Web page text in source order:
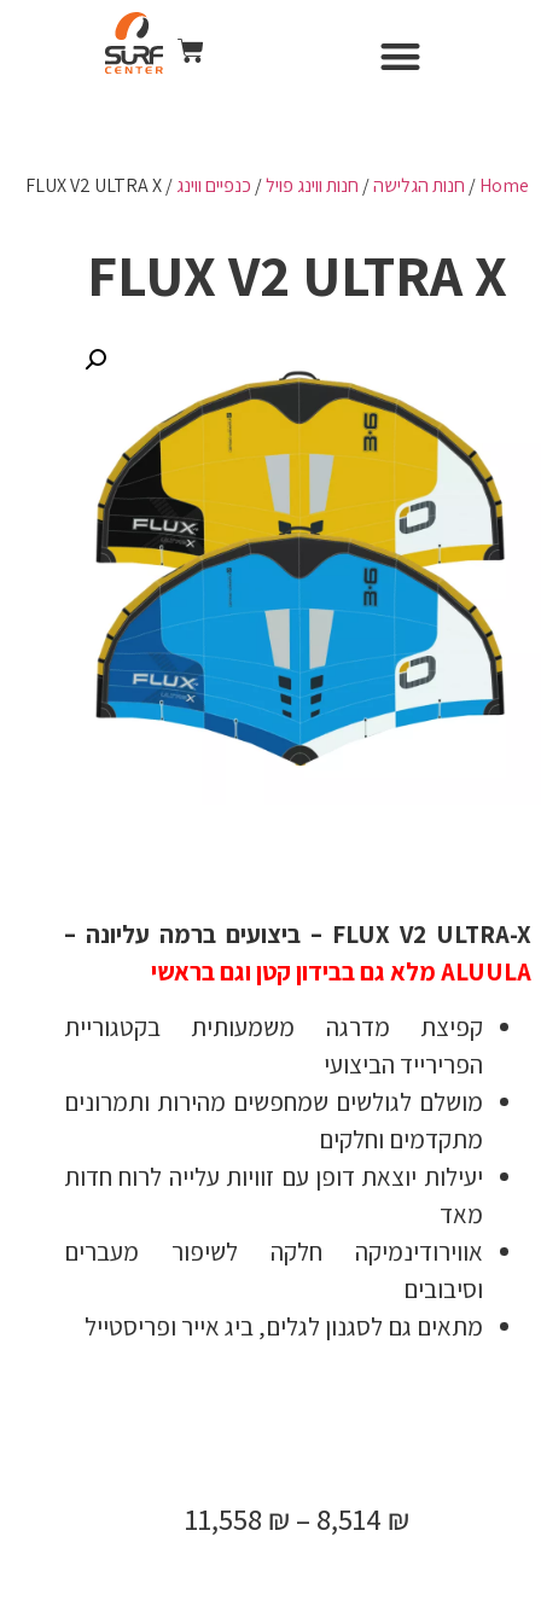
Home
/ חנות הגלישה/ חנות ווינג פויל/ כנפיים ווינג/ FLUX V2 ULTRA X
FLUX V2 ULTRA X
FLUX V2 ULTRA-X – ביצועים ברמה עליונה –
ALUULA מלא גם בבידון קטן וגם בראשי
קפיצת מדרגה משמעותית בקטגוריית
הפרירייד הביצועי
מושלם לגולשים שמחפשים מהירות ותמרונים
מתקדמים וחלקים
יעילות יוצאת דופן עם זוויות עלייה לרוח חדות
מאד
אווירודינמיקה חלקה לשיפור מעברים
וסיבובים
מתאים גם לסגנון לגלים, ביג אייר ופריסטייל
8,514 ₪
–
11,558 ₪